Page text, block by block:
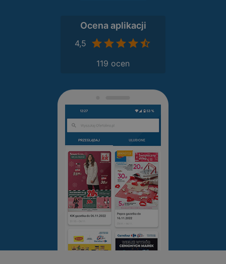
Ocena aplikacji
4,5
119 ocen